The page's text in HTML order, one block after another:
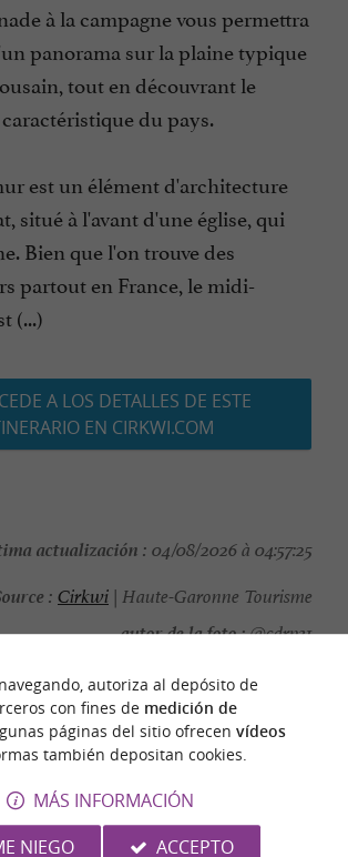
à la campagne vous permettra
panorama sur la plaine typique
tout en découvrant le
du pays.
est un élément d'architecture
situé à l'avant d'une église, qui
Bien que l'on trouve des
partout en France, le midi-
(...)
A LOS DETALLES DE ESTE
EN CIRKWI.COM
actualización : 04/08/2026 à 04:57:25
: Cirkwi | Haute-Garonne Tourisme
autor de la foto :@cdrp31
ALREDEDOR
Información Alojamiento
autoriza al depósito de
con fines de medición de
páginas del sitio ofrecen vídeos
también depositan cookies.
MÁS INFORMACIÓN
NIEGO
ACCEPTO